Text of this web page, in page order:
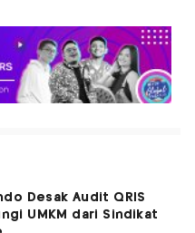
Desak Audit QRIS
UMKM dari Sindikat